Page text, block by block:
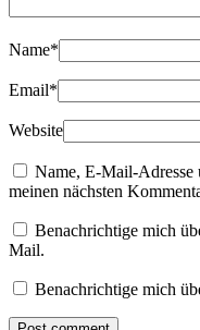
Name*
Email*
Website
Name, E-Mail-Adresse
meinen nächsten
Benachrichtige mich
Mail.
Benachrichtige mich